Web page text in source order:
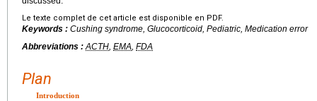
Le texte complet de cet article est disponible en PDF.
Keywords : Cushing syndrome, Glucocorticoid, Pediatric, Medication error
Abbreviations :ACTH, EMA, FDA
Plan
Introduction